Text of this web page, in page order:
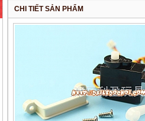
CHI TIẾT SẢN PHẨM